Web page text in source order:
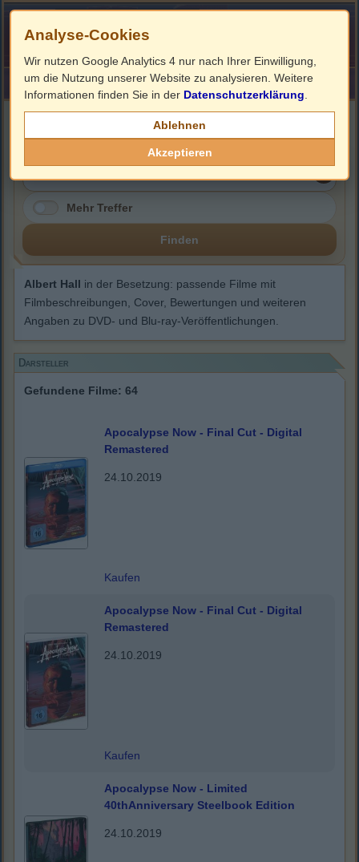
HOME ImpressumLinks
Mehr Treffer
Finden
Albert Hall in der Besetzung: passende Filme mit
Filmbeschreibungen, Cover, Bewertungen und weiteren
Angaben zu DVD- und Blu-ray-Veröffentlichungen.
Darsteller
Gefundene Filme: 64
Apocalypse Now - Final Cut - Digital
Remastered
24.10.2019
Kaufen
Apocalypse Now - Final Cut - Digital
Remastered
24.10.2019
Kaufen
Apocalypse Now - Limited
40thAnniversary Steelbook Edition
24.10.2019
Analyse-Cookies
Wir nutzen Google Analytics 4 nur nach Ihrer Einwilligung,
um die Nutzung unserer Website zu analysieren. Weitere
Informationen finden Sie in der Datenschutzerklärung
Ablehnen
Akzeptieren